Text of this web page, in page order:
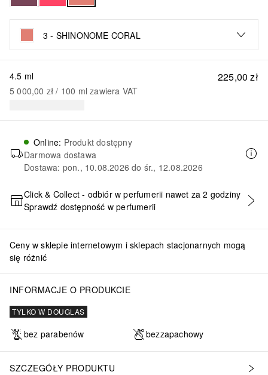
3 - SHINONOME CORAL
225,00 zł
4.5 ml
5 000,00 zł / 100 ml zawiera VAT
Online: Produkt dostępny
Darmowa dostawa
Dostawa: pon., 10.08.2026 do śr., 12.08.2026
DODAJ DO KOSZYKA
Click & Collect - odbiór w perfumerii nawet za 2 godziny
Sprawdź dostępność w perfumerii
Ceny w sklepie internetowym i sklepach stacjonarnych mogą
się różnić
INFORMACJE O PRODUKCIE
TYLKO W DOUGLAS
bez parabenów bezzapachowy
SZCZEGÓŁY PRODUKTU